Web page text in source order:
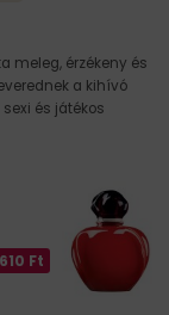
meleg, érzékeny és
a kihívó
és játékos
Ft